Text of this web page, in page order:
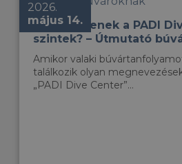
2026.
május 14.
Mit jelentenek a PADI
szintek? – Útmutató
Amikor valaki
találkozik olyan
„PADI Dive Center”...